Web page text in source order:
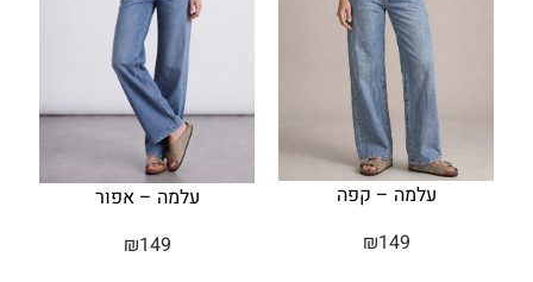
עלמה – קפה
₪149
עלמה – אפור
₪149